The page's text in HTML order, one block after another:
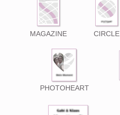
MAGAZINE CIRCLE
PHOTOHEART